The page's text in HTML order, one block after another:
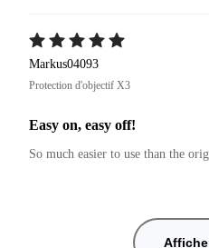
Markus04093
Protection d'objectif X3
Easy on, easy off!
So much easier to use than the